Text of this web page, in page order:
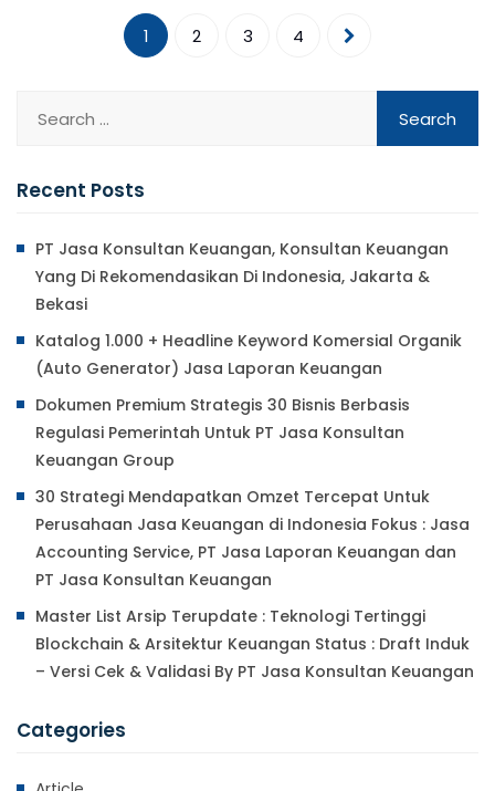
1 2 3 4
Recent Posts
PT Jasa Konsultan Keuangan, Konsultan Keuangan
Yang Di Rekomendasikan Di Indonesia, Jakarta &
Bekasi
Katalog 1.000 + Headline Keyword Komersial Organik
(Auto Generator) Jasa Laporan Keuangan
Dokumen Premium Strategis 30 Bisnis Berbasis
Regulasi Pemerintah Untuk PT Jasa Konsultan
Keuangan Group
30 Strategi Mendapatkan Omzet Tercepat Untuk
Perusahaan Jasa Keuangan di Indonesia Fokus : Jasa
Accounting Service, PT Jasa Laporan Keuangan dan
PT Jasa Konsultan Keuangan
Master List Arsip Terupdate : Teknologi Tertinggi
Blockchain & Arsitektur Keuangan Status : Draft Induk
– Versi Cek & Validasi By PT Jasa Konsultan Keuangan
Categories